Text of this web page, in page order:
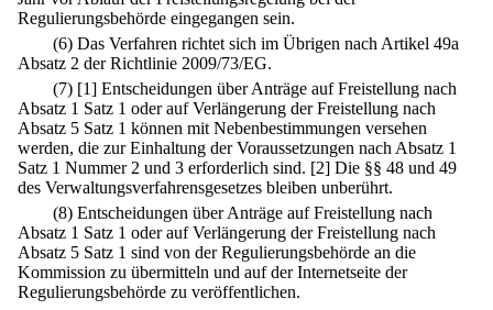
Regulierungsbehörde eingegangen sein.
(6) Das Verfahren richtet sich im Übrigen nach Artikel 49a
Absatz 2 der Richtlinie 2009/73/EG.
(7) [1] Entscheidungen über Anträge auf Freistellung nach
Absatz 1 Satz 1 oder auf Verlängerung der Freistellung nach
Absatz 5 Satz 1 können mit Nebenbestimmungen versehen
werden, die zur Einhaltung der Voraussetzungen nach Absatz 1
Satz 1 Nummer 2 und 3 erforderlich sind. [2] Die §§ 48 und 49
des Verwaltungsverfahrensgesetzes bleiben unberührt.
(8) Entscheidungen über Anträge auf Freistellung nach
Absatz 1 Satz 1 oder auf Verlängerung der Freistellung nach
Absatz 5 Satz 1 sind von der Regulierungsbehörde an die
Kommission zu übermitteln und auf der Internetseite der
Regulierungsbehörde zu veröffentlichen.